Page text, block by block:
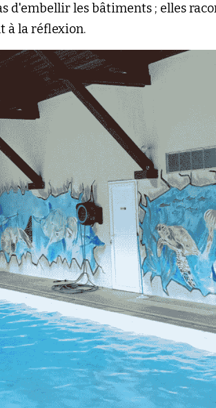
d'embellir les bâtiments ; elles
à la réflexion.